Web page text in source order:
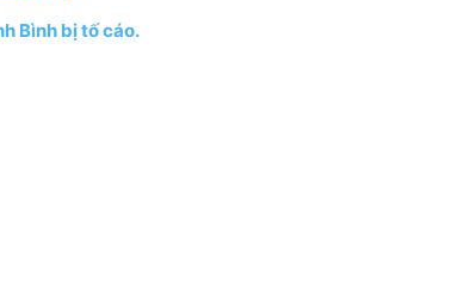
Bình bị tố cáo.